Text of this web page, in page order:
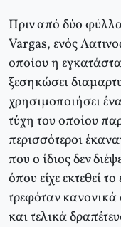
Πριν από δύο
Vargas, ενός
οποίου η
ξεσηκώσει
χρησιμοποιήσει
τύχη του οποίου
περισσότεροι
που ο ίδιος δεν
όπου είχε εκτεθεί
τρεφόταν κανονικά
και τελικά